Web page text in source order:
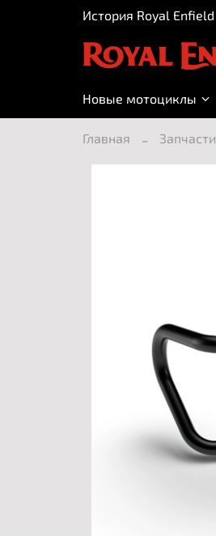
История Royal Enfield
Новые мотоциклы
Главная Запчасти